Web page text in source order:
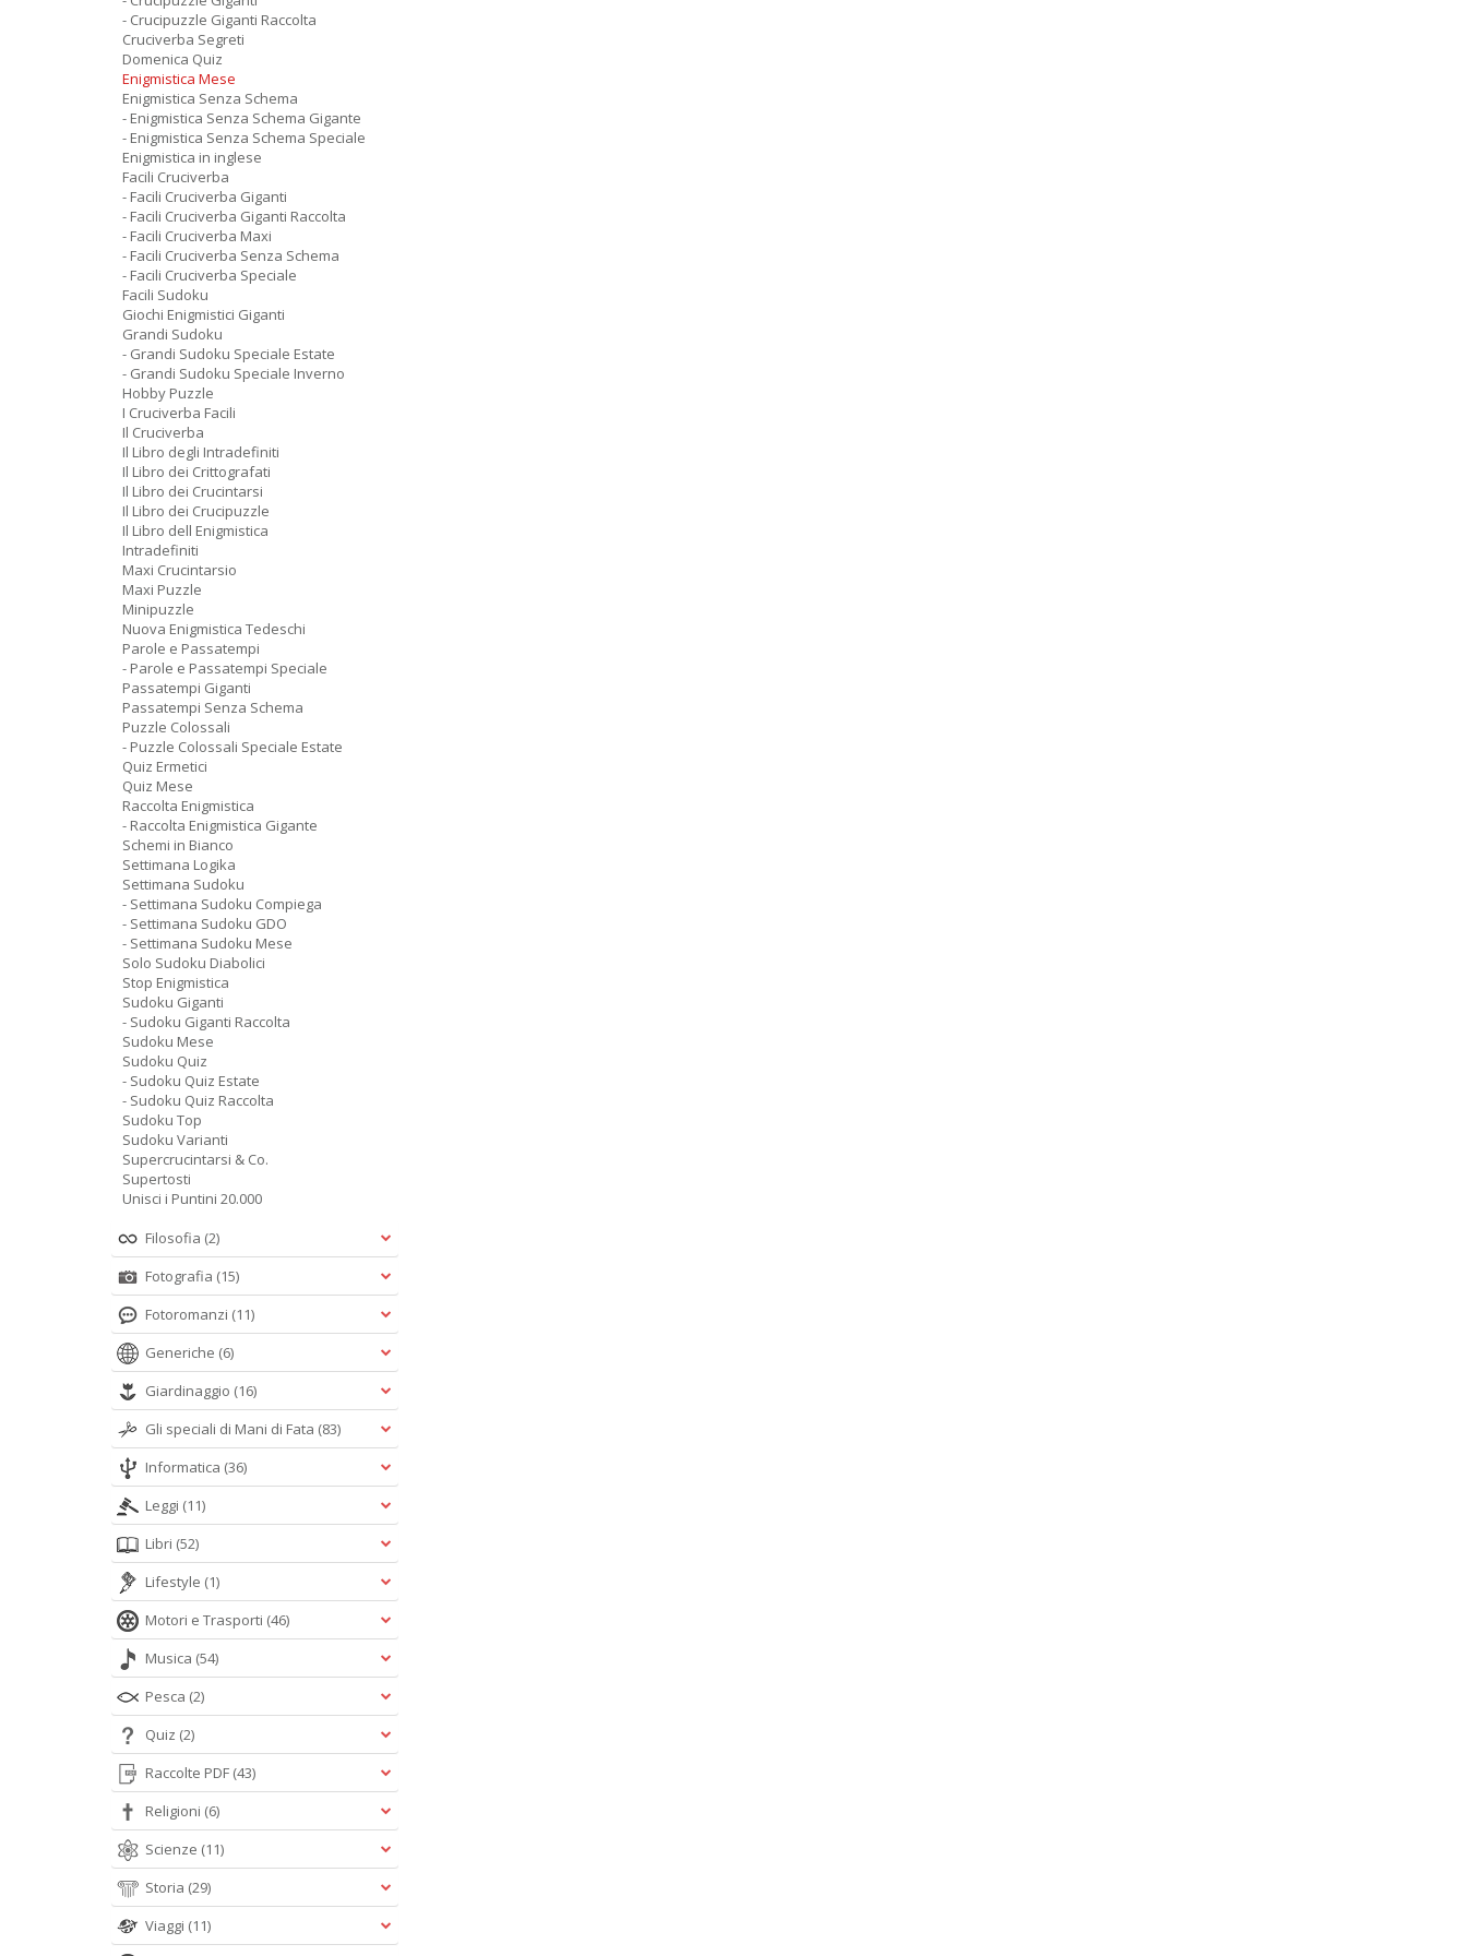
- Crucipuzzle Giganti Raccolta
Cruciverba Segreti
Domenica Quiz
Enigmistica Mese
Enigmistica Senza Schema
- Enigmistica Senza Schema Gigante
- Enigmistica Senza Schema Speciale
Enigmistica in inglese
Facili Cruciverba
- Facili Cruciverba Giganti
- Facili Cruciverba Giganti Raccolta
- Facili Cruciverba Maxi
- Facili Cruciverba Senza Schema
- Facili Cruciverba Speciale
Facili Sudoku
Giochi Enigmistici Giganti
Grandi Sudoku
- Grandi Sudoku Speciale Estate
- Grandi Sudoku Speciale Inverno
Hobby Puzzle
I Cruciverba Facili
Il Cruciverba
Il Libro degli Intradefiniti
Il Libro dei Crittografati
Il Libro dei Crucintarsi
Il Libro dei Crucipuzzle
Il Libro dell Enigmistica
Intradefiniti
Maxi Crucintarsio
Maxi Puzzle
Minipuzzle
Nuova Enigmistica Tedeschi
Parole e Passatempi
- Parole e Passatempi Speciale
Passatempi Giganti
Passatempi Senza Schema
Puzzle Colossali
- Puzzle Colossali Speciale Estate
Quiz Ermetici
Quiz Mese
Raccolta Enigmistica
- Raccolta Enigmistica Gigante
Schemi in Bianco
Settimana Logika
Settimana Sudoku
- Settimana Sudoku Compiega
- Settimana Sudoku GDO
- Settimana Sudoku Mese
Solo Sudoku Diabolici
Stop Enigmistica
Sudoku Giganti
- Sudoku Giganti Raccolta
Sudoku Mese
Sudoku Quiz
- Sudoku Quiz Estate
- Sudoku Quiz Raccolta
Sudoku Top
Sudoku Varianti
Supercrucintarsi & Co.
Supertosti
Unisci i Puntini 20.000
Filosofia (2)
Fotografia (15)
Fotoromanzi (11)
Generiche (6)
Giardinaggio (16)
Gli speciali di Mani di Fata (83)
Informatica (36)
Leggi (11)
Libri (52)
Lifestyle (1)
Motori e Trasporti (46)
Musica (54)
Pesca (2)
Quiz (2)
Raccolte PDF (43)
Religioni (6)
Scienze (11)
Storia (29)
Viaggi (11)